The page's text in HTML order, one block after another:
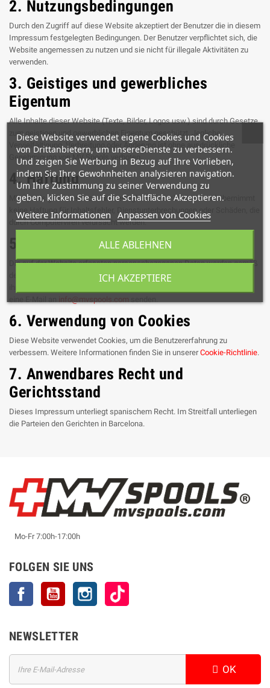
2. Nutzungsbedingungen
Durch den Zugriff auf diese Website akzeptiert der Benutzer die in diesem
Impressum festgelegten Bedingungen. Der Benutzer verpflichtet sich, die
Website angemessen zu nutzen und sie nicht für illegale Aktivitäten zu
verwenden.
3. Geistiges und gewerbliches
Eigentum
Alle Inhalte dieser Website (Texte, Bilder, Logos usw.) sind durch Gesetze
zum geistigen und gewerblichen Eigentum geschützt. Jegliche
Vervielfältigung, Verbreitung oder Änderung ist ohne ausdrückliche
Genehmigung von MV Spools verboten.
4. Haftung
MV Spools garantiert nicht die Verfügbarkeit der Website und übernimmt
keine Haftung für Inhaltsfehler, Dienstunterbrechungen oder Schäden, die
durch Computerviren verursacht werden.
5. Datenschutz
Die auf der Website erfassten personenbezogenen Daten werden gemäß
der Datenschutz-Grundverordnung (DSGVO) verwaltet. Benutzer können
info@mvspools.com
6. Verwendung von Cookies
Diese Website verwendet Cookies, um die Benutzererfahrung zu
verbessern. Weitere Informationen finden Sie in unsererCookie-Richtlinie.
7. Anwendbares Recht und
Gerichtsstand
Dieses Impressum unterliegt spanischem Recht. Im Streitfall unterliegen
die Parteien den Gerichten in Barcelona.
Mo-Fr 7:00h-17:00h
FOLGEN SIE UNS
Facebook YouTube Instagram
NEWSLETTER
OK
Diese Website verwendet eigene Cookies und Cookies
von Drittanbietern, um unsereDienste zu verbessern.
Und zeigen Sie Werbung in Bezug auf Ihre Vorlieben,
indem Sie Ihre Gewohnheiten analysieren navigation.
Um Ihre Zustimmung zu seiner Verwendung zu
geben, klicken Sie auf die Schaltfläche Akzeptieren.
Weitere Informationen Anpassen von Cookies
ALLE ABLEHNEN
ICH AKZEPTIERE